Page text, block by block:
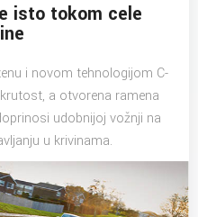
isto tokom cele
i novom tehnologijom C-
a otvorena ramena
udobnijoj vožnji na
u krivinama.